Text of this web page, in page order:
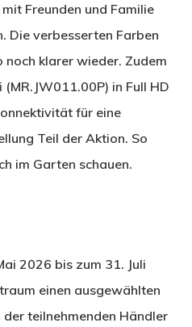
Freunden und Familie
Die verbesserten Farben
noch klarer wieder. Zudem
in Full HD
für eine
Teil der Aktion. So
im Garten schauen.
2026 bis zum 31. Juli
einen ausgewählten
teilnehmenden Händler